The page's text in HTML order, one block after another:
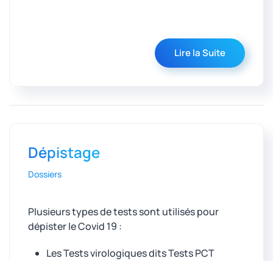
Lire la Suite
Dépistage
Dossiers
Plusieurs types de tests sont utilisés pour
dépister le Covid 19 :
Les Tests virologiques dits Tests PCT